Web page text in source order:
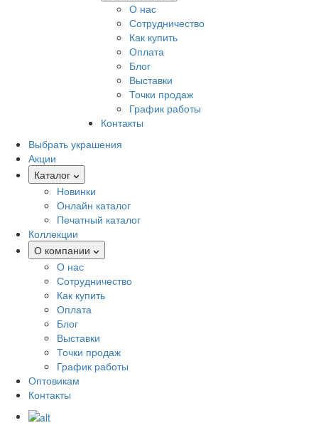
О нас
Сотрудничество
Как купить
Оплата
Блог
Выставки
Точки продаж
График работы
Контакты
Выбрать украшения
Акции
Каталог
Новинки
Онлайн каталог
Печатный каталог
Коллекции
О компании
О нас
Сотрудничество
Как купить
Оплата
Блог
Выставки
Точки продаж
График работы
Оптовикам
Контакты